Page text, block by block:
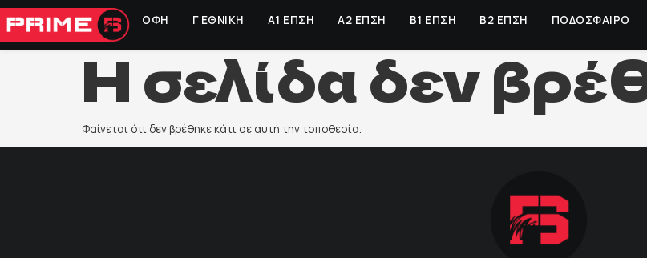
ΟΦΗ Γ ΕΘΝΙΚΗ Α1 ΕΠΣΗ Α2 ΕΠΣΗ Β1 ΕΠΣΗ Β2 ΕΠΣΗ ΠΟΔΟΣΦΑΙΡΟ
Η σελίδα δεν
Φαίνεται ότι δεν βρέθηκε κάτι σε αυτή την τοποθεσία.